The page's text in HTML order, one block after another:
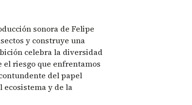
sonora de Felipe
y construye una
celebra la diversidad
el riesgo que enfrentamos
del papel
y de la